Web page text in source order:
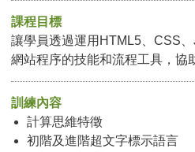
課程目標
讓學員透過運用HTML5、CSS
網站程序的技能和流程工具，協
訓練內容
計算思維特徵
初階及進階超文字標示語言